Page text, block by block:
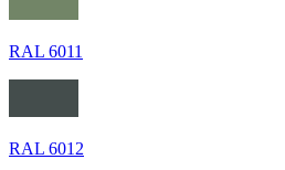
RAL 6011
RAL 6012